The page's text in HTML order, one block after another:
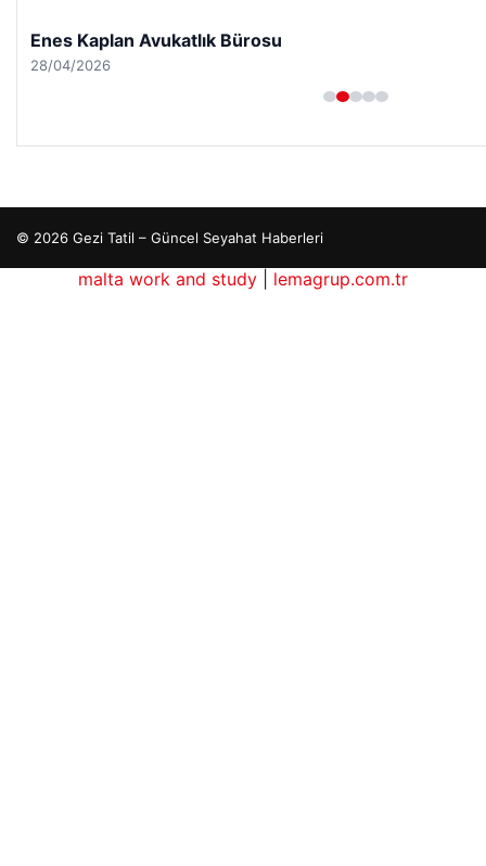
Enes Kaplan Avukatlık Bürosu
28/04/2026
© 2026 Gezi Tatil – Güncel Seyahat Haberleri
malta work and study
lemagrup.com.tr